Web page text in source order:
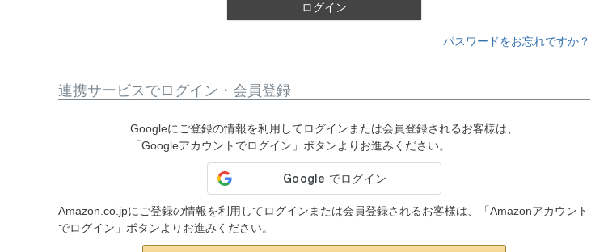
ログイン
パスワードをお忘れですか？
連携サービスでログイン・会員登録
Googleにご登録の情報を利用してログインまたは会員登録されるお客様は、
「Googleアカウントでログイン」ボタンよりお進みください。
Amazon.co.jpにご登録の情報を利用してログインまたは会員登録されるお客様は、「Amazonアカウント
でログイン」ボタンよりお進みください。